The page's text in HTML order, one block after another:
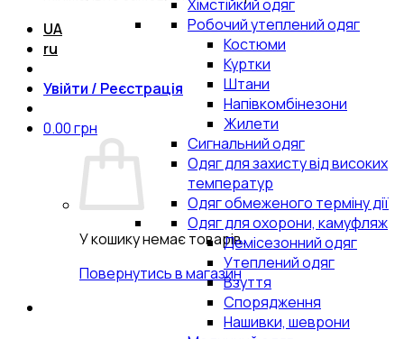
UA
ru
Увійти / Реєстрація
0.00грн
У кошику немає товарів.
Повернутись в магазин
Хімстійкий одяг
Робочий утеплений одяг
Костюми
Куртки
Штани
Напівкомбінезони
Жилети
Сигнальний одяг
Одяг для захисту від високих
температур
Одяг обмеженого терміну дії
Одяг для охорони, камуфляж
Демісезонний одяг
Утеплений одяг
Взуття
Спорядження
Нашивки, шеврони